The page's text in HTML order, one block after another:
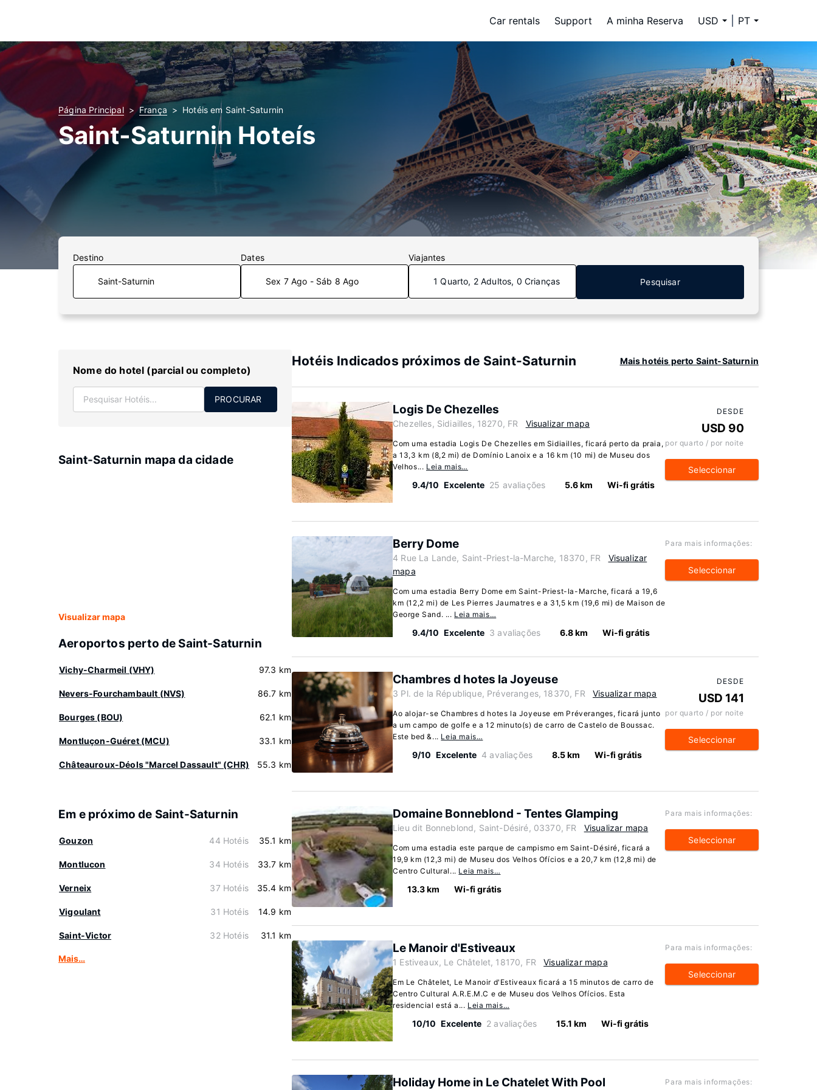
Car rentals Support A minha Reserva USD PT
Página Principal França Hotéis em Saint-Saturnin
Saint-Saturnin Hoteís
Destino Dates
Sex 7 Ago - Sáb 8 Ago
Viajantes
1 Quarto, 2 Adultos, 0 Crianças Pesquisar
Nome do hotel (parcial ou completo)
PROCURAR
Saint-Saturnin mapa da cidade
Visualizar mapa
Aeroportos perto de Saint-Saturnin
Vichy-Charmeil (VHY) 97.3 km
Nevers-Fourchambault (NVS) 86.7 km
Bourges (BOU) 62.1 km
Montluçon-Guéret (MCU) 33.1 km
Châteauroux-Déols "Marcel Dassault" (CHR) 55.3 km
Em e próximo de Saint-Saturnin
Gouzon 44 Hotéis 35.1 km
Montlucon 34 Hotéis 33.7 km
Verneix 37 Hotéis 35.4 km
Vigoulant 31 Hotéis 14.9 km
Saint-Victor 32 Hotéis 31.1 km
Mais…
Hotéis Indicados próximos de Saint-Saturnin Mais hotéis perto Saint-Saturnin
Logis De Chezelles
Chezelles, Sidiailles, 18270, FR Visualizar mapa
Com uma estadia Logis De Chezelles em Sidiailles, ficará perto da praia,
a 13,3 km (8,2 mi) de Domínio Lanoix e a 16 km (10 mi) de Museu dos
Velhos... Leia mais…
9.4/10 Excelente 25 avaliações 5.6 km Wi-fi grátis
DESDE
USD 90
por quarto / por noite
Seleccionar
Berry Dome
4 Rue La Lande, Saint-Priest-la-Marche, 18370, FR
Visualizar
mapa
Com uma estadia Berry Dome em Saint-Priest-la-Marche, ficará a 19,6
km (12,2 mi) de Les Pierres Jaumatres e a 31,5 km (19,6 mi) de Maison de
George Sand. ... Leia mais…
9.4/10 Excelente 3 avaliações 6.8 km Wi-fi grátis
Para mais informações:
Seleccionar
Chambres d hotes la Joyeuse
3 Pl. de la République, Préveranges, 18370, FR Visualizar mapa
Ao alojar-se Chambres d hotes la Joyeuse em Préveranges, ficará junto
a um campo de golfe e a 12 minuto(s) de carro de Castelo de Boussac.
Este bed &... Leia mais…
9/10 Excelente 4 avaliações 8.5 km Wi-fi grátis
DESDE
USD 141
por quarto / por noite
Seleccionar
Domaine Bonneblond - Tentes Glamping
Lieu dit Bonneblond, Saint-Désiré, 03370, FR Visualizar mapa
Com uma estadia este parque de campismo em Saint-Désiré, ficará a
19,9 km (12,3 mi) de Museu dos Velhos Ofícios e a 20,7 km (12,8 mi) de
Centro Cultural... Leia mais…
13.3 km Wi-fi grátis
Para mais informações:
Seleccionar
Le Manoir d'Estiveaux
1 Estiveaux, Le Châtelet, 18170, FR Visualizar mapa
Em Le Châtelet, Le Manoir d'Estiveaux ficará a 15 minutos de carro de
Centro Cultural A.R.E.M.C e de Museu dos Velhos Ofícios. Esta
residencial está a... Leia mais…
10/10 Excelente 2 avaliações 15.1 km Wi-fi grátis
Para mais informações:
Seleccionar
Holiday Home in Le Chatelet With Pool Para mais informações: